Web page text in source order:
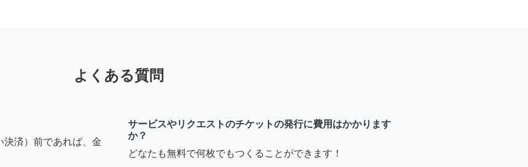
よくある質問
決済）前であれば、金
サービスやリクエストのチケットの発行に費用はかかります
か？
どなたも無料で何枚でもつくることができます！